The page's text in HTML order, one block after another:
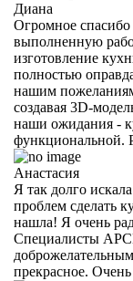
Диана
Огромное
выполненную
изготовление
полностью
нашим
создавая 3D-
наши ожидания -
функциональной.
Анастасия
Я так долго
проблем сделать
нашла! Я очень
Специалисты
прекрасное.